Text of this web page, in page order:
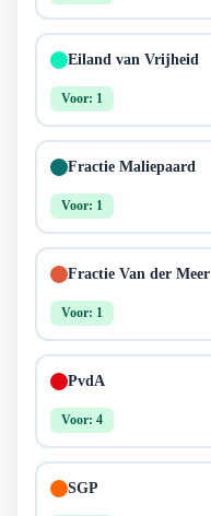
Eiland van Vrijheid
Voor: 1
Fractie Maliepaard
Voor: 1
Fractie Van der Meer
Voor: 1
PvdA
Voor: 4
SGP